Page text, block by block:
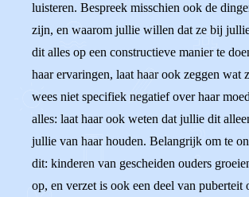
luisteren. Bespreek misschien ook de
zijn, en waarom jullie willen dat ze bij
dit alles op een constructieve manier te
haar ervaringen, laat haar ook zeggen wat
wees niet specifiek negatief over haar
alles: laat haar ook weten dat jullie dit
jullie van haar houden. Belangrijk om te
dit: kinderen van gescheiden ouders
op, en verzet is ook een deel van puberteit